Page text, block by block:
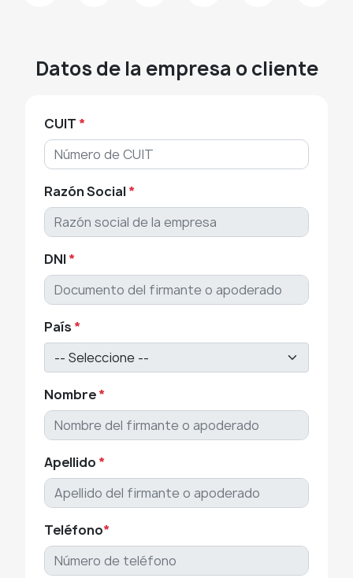
Datos de la empresa o cliente
CUIT *
Razón Social*
DNI*
País *
-- Seleccione --
Nombre*
Apellido *
Teléfono*